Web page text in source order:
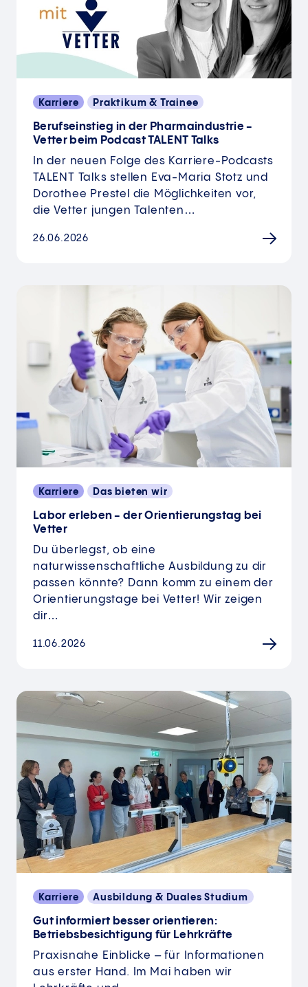
Karriere Praktikum & Trainee
Berufseinstieg in der Pharmaindustrie -
Vetter beim Podcast TALENT Talks
In der neuen Folge des Karriere-Podcasts
TALENT Talks stellen Eva-Maria Stotz und
Dorothee Prestel die Möglichkeiten vor,
die Vetter jungen Talenten…
26.06.2026
Karriere Das bieten wir
Labor erleben - der Orientierungstag bei
Vetter
Du überlegst, ob eine
naturwissenschaftliche Ausbildung zu dir
passen könnte? Dann komm zu einem der
Orientierungstage bei Vetter! Wir zeigen
dir…
11.06.2026
Karriere Ausbildung & Duales Studium
Gut informiert besser orientieren:
Betriebsbesichtigung für Lehrkräfte
Praxisnahe Einblicke – für Informationen
aus erster Hand. Im Mai haben wir